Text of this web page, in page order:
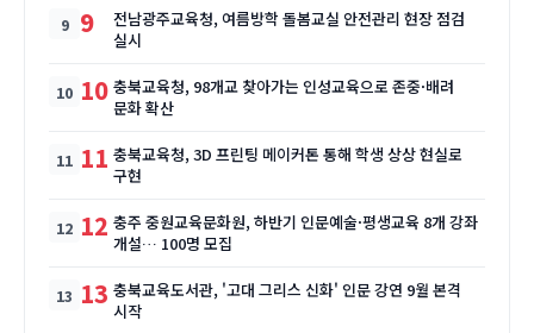
9
전남광주교육청, 여름방학 돌봄교실 안전관리 현장 점검
실시
10 충북교육청, 98개교 찾아가는 인성교육으로 존중·배려
문화 확산
11 충북교육청, 3D 프린팅 메이커톤 통해 학생 상상 현실로
구현
12 충주 중원교육문화원, 하반기 인문예술·평생교육 8개 강좌
개설… 100명 모집
13 충북교육도서관, '고대 그리스 신화' 인문 강연 9월 본격
시작